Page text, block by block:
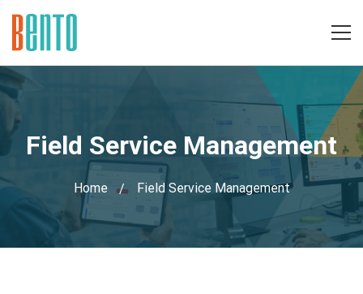
Field Service Management
Home Field Service Management